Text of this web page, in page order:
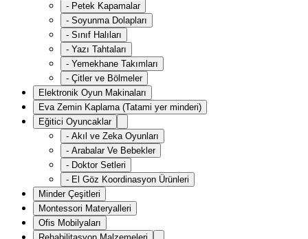
- Petek Kapamalar
- Soyunma Dolapları
- Sınıf Halıları
- Yazı Tahtaları
- Yemekhane Takımları
- Çitler ve Bölmeler
Elektronik Oyun Makinaları
Eva Zemin Kaplama (Tatami yer minderi)
Eğitici Oyuncaklar
- Akıl ve Zeka Oyunları
- Arabalar Ve Bebekler
- Doktor Setleri
- El Göz Koordinasyon Ürünleri
Minder Çeşitleri
Montessori Materyalleri
Ofis Mobilyaları